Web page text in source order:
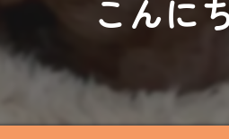
こんに